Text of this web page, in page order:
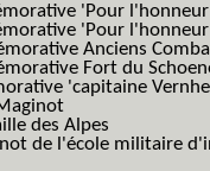
'Pour
'Pour
Anciens
Fort du
'capitaine
des Alpes
de l'école militaire